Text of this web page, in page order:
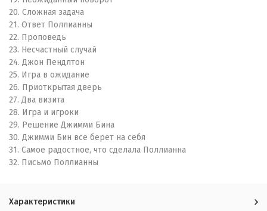
20. Сложная задача
21. Ответ Поллианны
22. Проповедь
23. Несчастный случай
24. Джон Пендлтон
25. Игра в ожидание
26. Приоткрытая дверь
27. Два визита
28. Игра и игроки
29. Решение Джимми Бина
30. Джимми Бин все берет на себя
31. Самое радостное, что сделала Поллианна
32. Письмо Поллианны
Характеристики